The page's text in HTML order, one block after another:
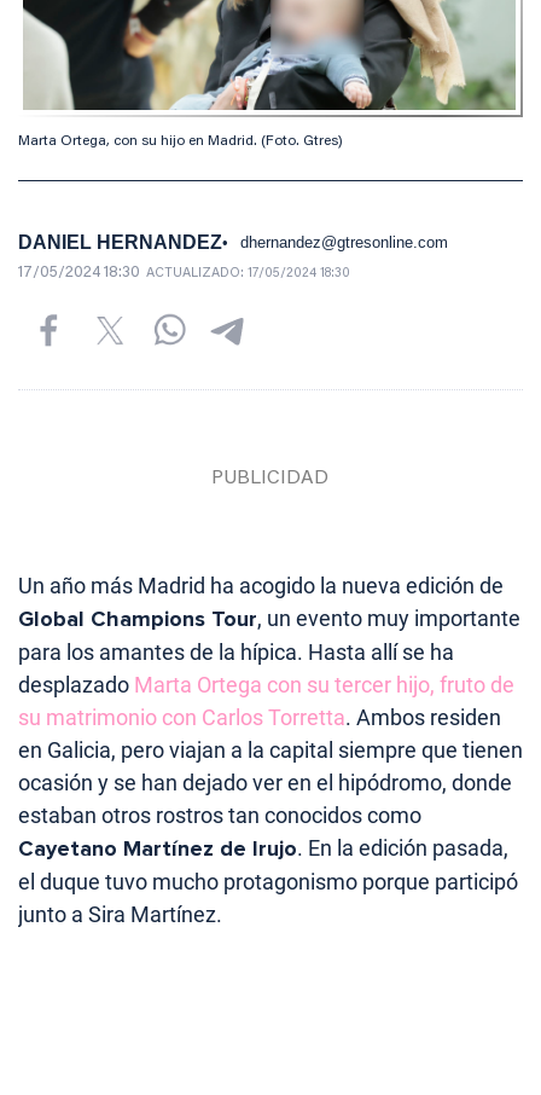
Marta Ortega, con su hijo en Madrid. (Foto. Gtres)
DANIEL HERNANDEZ dhernandez@gtresonline.com
17/05/2024 18:30 ACTUALIZADO: 17/05/2024 18:30
Un año más Madrid ha acogido la nueva edición de
Global Champions Tour, un evento muy importante
para los amantes de la hípica. Hasta allí se ha
desplazado Marta Ortega con su tercer hijo, fruto de
su matrimonio con Carlos Torretta. Ambos residen
en Galicia, pero viajan a la capital siempre que tienen
ocasión y se han dejado ver en el hipódromo, donde
estaban otros rostros tan conocidos como
Cayetano Martínez de Irujo. En la edición pasada,
el duque tuvo mucho protagonismo porque participó
junto a Sira Martínez.